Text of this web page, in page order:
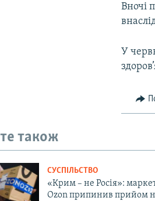
Вночі
У
також
СУСПІЛЬСТВО
«Крим – не Росія»:
Ozon припинив прийом